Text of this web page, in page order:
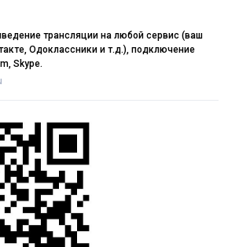
трансляции на любой сервис (ваш
Одоклассники и т.д.), подключение
Skype.